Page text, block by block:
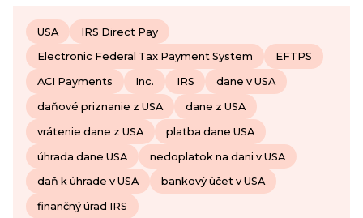
USA IRS Direct Pay
Electronic Federal Tax Payment System EFTPS
ACI Payments Inc. IRS dane v USA
daňové priznanie z USA dane z USA
vrátenie dane z USA platba dane USA
úhrada dane USA nedoplatok na dani v USA
daň k úhrade v USA bankový účet v USA
finančný úrad IRS